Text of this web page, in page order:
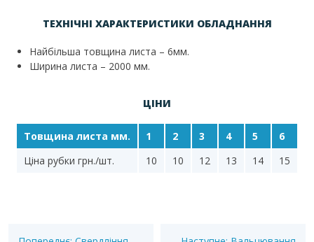
ТЕХНІЧНІ ХАРАКТЕРИСТИКИ ОБЛАДНАННЯ
Найбільша товщина листа – 6мм.
Ширина листа – 2000 мм.
ЦІНИ
Товщина листа мм. 1 2 3 4 5
6
Ціна рубки грн./шт.
10 10 12 13 14 15